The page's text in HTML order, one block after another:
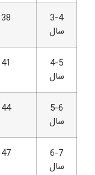
3-4
سال
38
4-5
سال
41
5-6
سال
44
6-7
سال
47